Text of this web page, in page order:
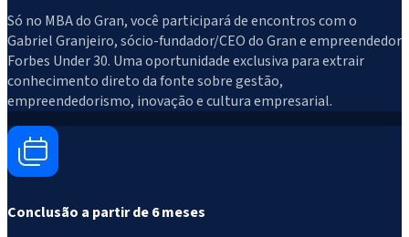
Só no MBA do Gran, você participará de encontros com o
Gabriel Granjeiro, sócio-fundador/CEO do Gran e empreendedor
Forbes Under 30. Uma oportunidade exclusiva para extrair
conhecimento direto da fonte sobre gestão,
empreendedorismo, inovação e cultura empresarial.
Conclusão a partir de 6 meses